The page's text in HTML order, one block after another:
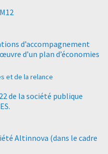
d’accompagnement
d’un plan d’économies
et de la relance
de la société publique
Altinnova (dans le cadre